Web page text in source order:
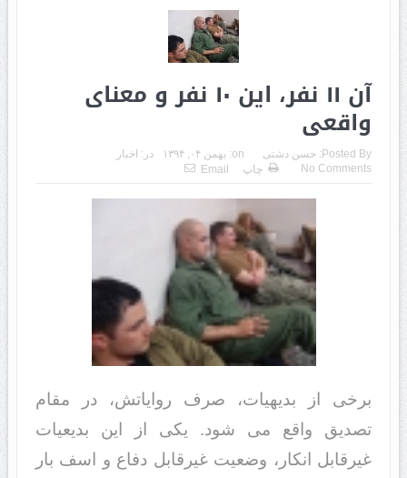
آن ۱۱ نفر، این ۱۰ نفر و معنای
واقعی
Posted By: حسن دشتی on: بهمن ۰۴, ۱۳۹۴ در: اخبار
No Comments
چاپ Email
برخی از بدیهیات، صرف روایاتش، در مقام
تصدیق واقع می شود. یکی از این بدیعیات
غیرقابل انکار، وضعیت غیرقابل دفاع و اسف بار